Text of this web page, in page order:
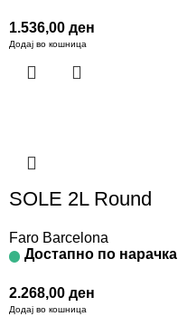
1.536,00 ден
Додај во кошница
SOLE 2L Round
Faro Barcelona
Достапно по нарачка
2.268,00 ден
Додај во кошница